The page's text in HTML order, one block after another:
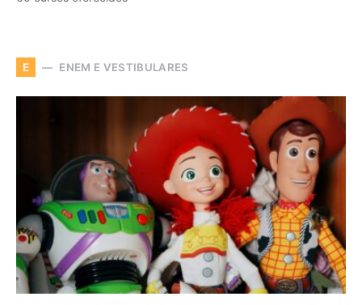
E ENEM E VESTIBULARES